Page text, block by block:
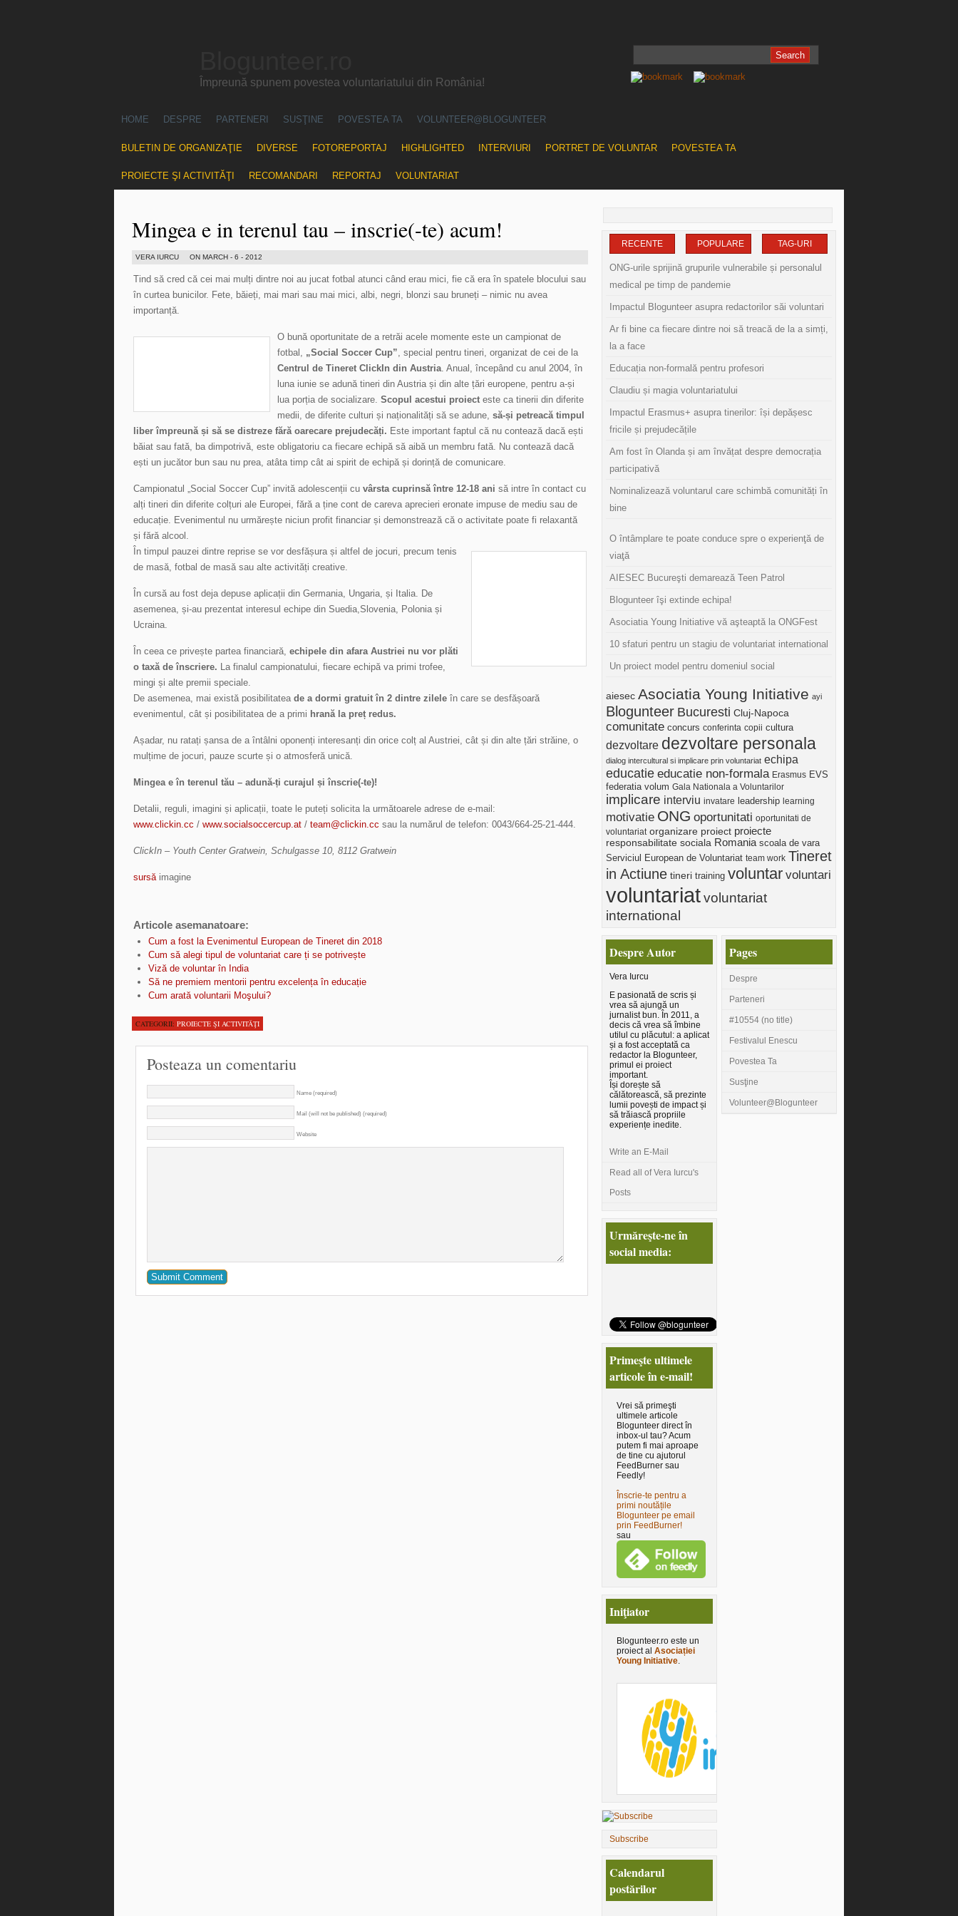
Împreună spunem povestea voluntariatului din România!
HOME DESPRE PARTENERI SUSŢINE POVESTEA TA VOLUNTEER@BLOGUNTEER
BULETIN DE ORGANIZAŢIE DIVERSE FOTOREPORTAJ HIGHLIGHTED INTERVIURI PORTRET DE VOLUNTAR POVESTEA TA
PROIECTE ŞI ACTIVITĂŢI RECOMANDARI REPORTAJ VOLUNTARIAT
Mingea e in terenul tau – inscrie(-te) acum!
VERA IURCU ON MARCH - 6 - 2012
Tind să cred că cei mai mulți dintre noi au jucat fotbal atunci când erau mici, fie că era în spatele blocului sau
în curtea bunicilor. Fete, băieți, mai mari sau mai mici, albi, negri, blonzi sau bruneți – nimic nu avea
importanță.
O bună oportunitate de a retrăi acele momente este un campionat de
fotbal, „Social Soccer Cup”, special pentru tineri, organizat de cei de la
Centrul de Tineret ClickIn din Austria. Anual, începând cu anul 2004, în
luna iunie se adună tineri din Austria și din alte țări europene, pentru a-și
lua porția de socializare. Scopul acestui proiect este ca tinerii din diferite
medii, de diferite culturi și naționalități să se adune, să-și petreacă timpul
liber împreună și să se distreze fără oarecare prejudecăți. Este important faptul că nu contează dacă ești
băiat sau fată, ba dimpotrivă, este obligatoriu ca fiecare echipă să aibă un membru fată. Nu contează dacă
ești un jucător bun sau nu prea, atâta timp cât ai spirit de echipă și dorință de comunicare.
Campionatul „Social Soccer Cup” invită adolescenții cu vârsta cuprinsă între 12-18 ani să intre în contact cu
alți tineri din diferite colțuri ale Europei, fără a ține cont de careva aprecieri eronate impuse de mediu sau de
educație. Evenimentul nu urmărește niciun profit financiar și demonstrează că o activitate poate fi relaxantă
și fără alcool.
În timpul pauzei dintre reprise se vor desfășura și altfel de jocuri, precum tenis
de masă, fotbal de masă sau alte activități creative.
În cursă au fost deja depuse aplicații din Germania, Ungaria, și Italia. De
asemenea, și-au prezentat interesul echipe din Suedia,Slovenia, Polonia și
Ucraina.
În ceea ce privește partea financiară, echipele din afara Austriei nu vor plăti
o taxă de înscriere. La finalul campionatului, fiecare echipă va primi trofee,
mingi și alte premii speciale.
De asemenea, mai există posibilitatea de a dormi gratuit în 2 dintre zilele în care se desfășoară
evenimentul, cât și posibilitatea de a primi hrană la preț redus.
Așadar, nu ratați șansa de a întâlni oponenți interesanți din orice colț al Austriei, cât și din alte țări străine, o
mulțime de jocuri, pauze scurte și o atmosferă unică.
Mingea e în terenul tău – adună-ți curajul și înscrie(-te)!
Detalii, reguli, imagini și aplicații, toate le puteți solicita la următoarele adrese de e-mail:
www.clickin.cc / www.socialsoccercup.at / team@clickin.cc sau la numărul de telefon: 0043/664-25-21-444.
ClickIn – Youth Center Gratwein, Schulgasse 10, 8112 Gratwein
sursăimagine
Articole asemanatoare:
Cum a fost la Evenimentul European de Tineret din 2018
Cum să alegi tipul de voluntariat care ți se potrivește
Viză de voluntar în India
Să ne premiem mentorii pentru excelența în educație
Cum arată voluntarii Moşului?
CATEGORII: PROIECTE ŞI ACTIVITĂŢI
Posteaza un comentariu
Name (required)
Mail (will not be published) (required)
Website
RECENTE POPULARE TAG-URI
ONG-urile sprijină grupurile vulnerabile și personalul
medical pe timp de pandemie
Impactul Blogunteer asupra redactorilor săi voluntari
Ar fi bine ca fiecare dintre noi să treacă de la a simți,
la a face
Educația non-formală pentru profesori
Claudiu și magia voluntariatului
Impactul Erasmus+ asupra tinerilor: își depășesc
fricile și prejudecățile
Am fost în Olanda și am învățat despre democrația
participativă
Nominalizează voluntarul care schimbă comunități în
bine
O întâmplare te poate conduce spre o experienţă de
viaţă
AIESEC Bucureşti demarează Teen Patrol
Blogunteer îşi extinde echipa!
Asociatia Young Initiative vă aşteaptă la ONGFest
10 sfaturi pentru un stagiu de voluntariat international
Un proiect model pentru domeniul social
aiesec Asociatia Young Initiative ayi
Blogunteer Bucuresti Cluj-Napoca
comunitate concurs conferinta copii cultura
dezvoltare dezvoltare personala
dialog intercultural si implicare prin voluntariat echipa
educatie educatie non-formala Erasmus EVS
federatia volum Gala Nationala a Voluntarilor
implicare interviu invatare leadership learning
motivatie ONG oportunitati oportunitati de
voluntariat organizare proiect proiecte
responsabilitate sociala Romania scoala de vara
Serviciul European de Voluntariat team work Tineret
in Actiune tineri training voluntar voluntari
voluntariatvoluntariat
international
Despre Autor
Vera Iurcu
E pasionată de scris și
vrea să ajungă un
jurnalist bun. În 2011, a
decis că vrea să îmbine
utilul cu plăcutul: a aplicat
și a fost acceptată ca
redactor la Blogunteer,
primul ei proiect
important.
Își dorește să
călătorească, să prezinte
lumii povești de impact și
să trăiască propriile
experiențe inedite.
Write an E-Mail
Read all of Vera Iurcu's
Posts
Urmăreşte-ne în
social media:
Primeşte ultimele
articole în e-mail!
Vrei să primeşti
ultimele articole
Blogunteer direct în
inbox-ul tau? Acum
putem fi mai aproape
de tine cu ajutorul
FeedBurner sau
Feedly!
Înscrie-te pentru a
primi noutățile
Blogunteer pe email
prin FeedBurner!
sau
Iniţiator
Blogunteer.ro este un
proiect al Asociației
Young Initiative.
Subscribe
Calendarul
postărilor
Pages
Despre
Parteneri
#10554 (no title)
Festivalul Enescu
Povestea Ta
Susţine
Volunteer@Blogunteer